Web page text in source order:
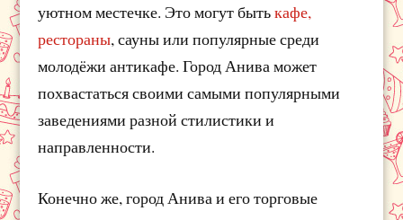
уютном местечке. Это могут бытькафе,
рестораны, сауны или популярные среди
молодёжи антикафе. Город Анива может
похвастаться своими самыми популярными
заведениями разной стилистики и
направленности.
Конечно же, город Анива и его торговые